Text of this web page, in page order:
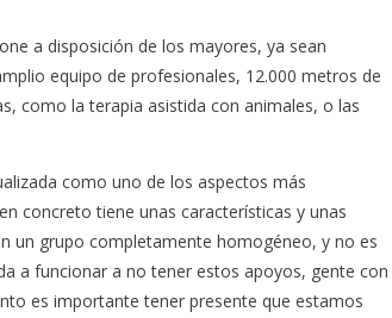
a disposición de los mayores, ya sean
equipo de profesionales, 12.000 metros de
como la terapia asistida con animales, o las
como uno de los aspectos más
concreto tiene unas características y unas
un grupo completamente homogéneo, y no es
a funcionar a no tener estos apoyos, gente con
es importante tener presente que estamos